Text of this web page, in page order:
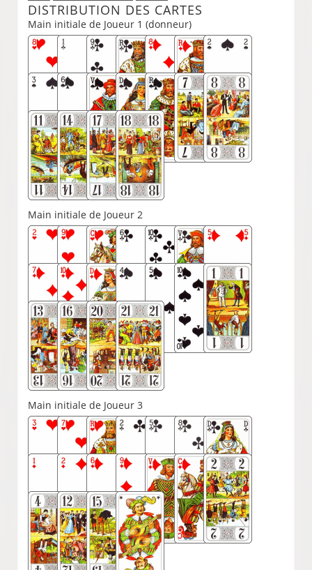
DISTRIBUTION DES CARTES
Main initiale de Joueur 1 (donneur)
Main initiale de Joueur 2
Main initiale de Joueur 3